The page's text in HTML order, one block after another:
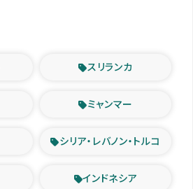
スリランカ
ミャンマー
シリア・レバノン・トルコ
インドネシア